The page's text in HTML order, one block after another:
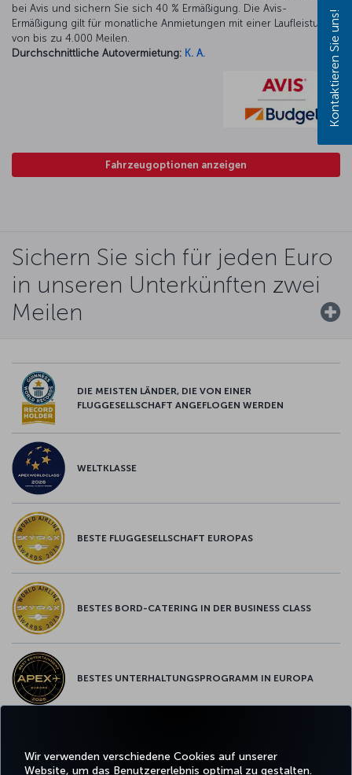
Wir verwenden verschiedene Cookies auf unserer
Website, um das Benutzererlebnis optimal zu gestalten.
bei Avis und sichern Sie sich 40 % Ermäßigung. Die Avis-
Ermäßigung gilt für monatliche Anmietungen mit einer Laufleistung
von bis zu 4.000 Meilen.
Durchschnittliche Autovermietung: K. A.
Fahrzeugoptionen anzeigen
Sichern Sie sich für jeden Euro
in unseren Unterkünften zwei
Meilen
DIE MEISTEN LÄNDER, DIE VON EINER
FLUGGESELLSCHAFT ANGEFLOGEN WERDEN
WELTKLASSE
BESTE FLUGGESELLSCHAFT EUROPAS
BESTES BORD-CATERING IN DER BUSINESS CLASS
BESTES UNTERHALTUNGSPROGRAMM IN EUROPA
Kontaktieren Sie uns!